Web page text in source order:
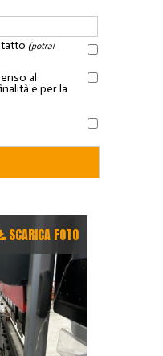
(potrai
al
e per la
SCARICA FOTO